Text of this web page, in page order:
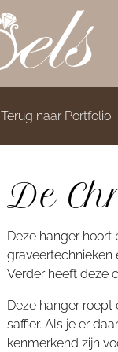
Terug naar Portfolio
De
Deze hanger
graveertechnieken
Verder heeft deze
Deze hanger
saffier. Als je er
kenmerkend zijn